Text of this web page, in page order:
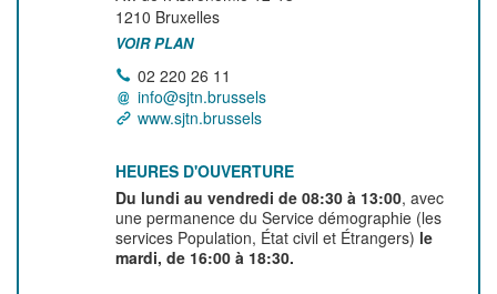
1210 Bruxelles
VOIR PLAN
02 220 26 11
info@sjtn.brussels
www.sjtn.brussels
HEURES D'OUVERTURE
Du lundi au vendredi de 08:30 à 13:00, avec
une permanence du Service démographie (les
services Population, État civil et Étrangers) le
mardi, de 16:00 à 18:30.